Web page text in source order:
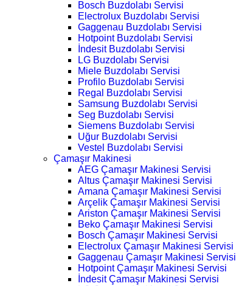
Bosch Buzdolabı Servisi
Electrolux Buzdolabı Servisi
Gaggenau Buzdolabı Servisi
Hotpoint Buzdolabı Servisi
İndesit Buzdolabı Servisi
LG Buzdolabı Servisi
Miele Buzdolabı Servisi
Profilo Buzdolabı Servisi
Regal Buzdolabı Servisi
Samsung Buzdolabı Servisi
Seg Buzdolabı Servisi
Siemens Buzdolabı Servisi
Uğur Buzdolabı Servisi
Vestel Buzdolabı Servisi
Çamaşır Makinesi
AEG Çamaşır Makinesi Servisi
Altus Çamaşır Makinesi Servisi
Amana Çamaşır Makinesi Servisi
Arçelik Çamaşır Makinesi Servisi
Ariston Çamaşır Makinesi Servisi
Beko Çamaşır Makinesi Servisi
Bosch Çamaşır Makinesi Servisi
Electrolux Çamaşır Makinesi Servisi
Gaggenau Çamaşır Makinesi Servisi
Hotpoint Çamaşır Makinesi Servisi
İndesit Çamaşır Makinesi Servisi